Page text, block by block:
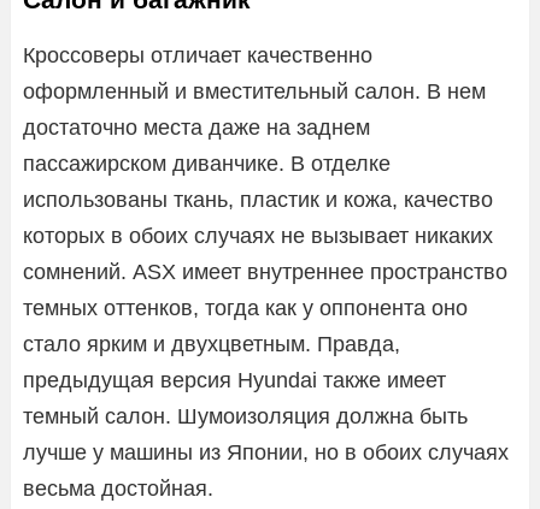
Кроссоверы отличает качественно
оформленный и вместительный салон. В нем
достаточно места даже на заднем
пассажирском диванчике. В отделке
использованы ткань, пластик и кожа, качество
которых в обоих случаях не вызывает никаких
сомнений. ASX имеет внутреннее пространство
темных оттенков, тогда как у оппонента оно
стало ярким и двухцветным. Правда,
предыдущая версия Hyundai также имеет
темный салон. Шумоизоляция должна быть
лучше у машины из Японии, но в обоих случаях
весьма достойная.